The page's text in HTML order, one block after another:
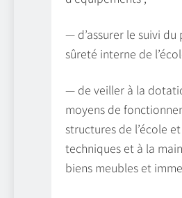
— d’assurer le suivi du
sûreté interne de
— de veiller à la
moyens de
structures de l’école
techniques et à la
biens meubles et